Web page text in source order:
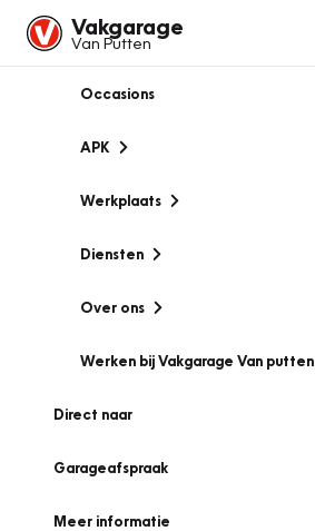
Vakgarage
Van Putten
Occasions
APK
Werkplaats
Diensten
Over ons
Werken bij Vakgarage Van putten
Direct naar
Garageafspraak
Meer informatie